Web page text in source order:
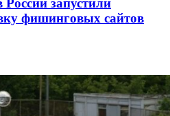
фишинговых сайтов